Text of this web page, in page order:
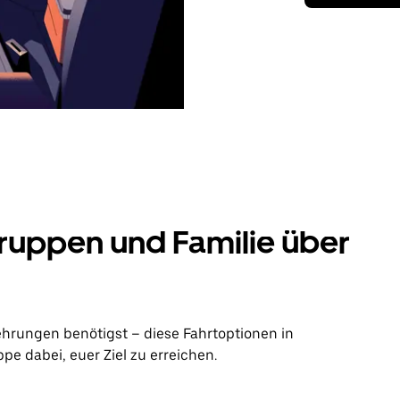
und Familie über
benötigst – diese Fahrtoptionen in
dabei, euer Ziel zu erreichen.